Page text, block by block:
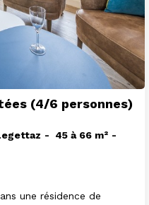
(4/6 personnes)
45 à 66 m²
une résidence de